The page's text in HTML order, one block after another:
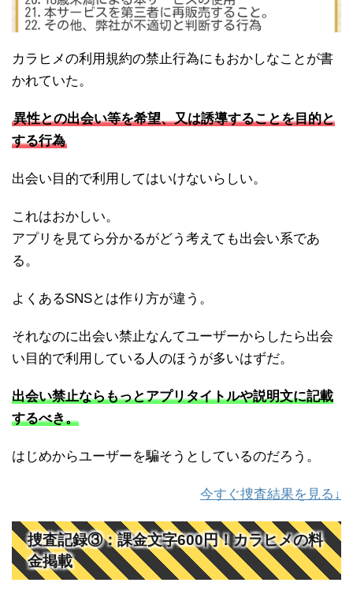
カラヒメの利用規約の禁止行為にもおかしなことが書
かれていた。
異性との出会い等を希望、又は誘導することを目的と
する行為
出会い目的で利用してはいけないらしい。
これはおかしい。
アプリを見てら分かるがどう考えても出会い系であ
る。
よくあるSNSとは作り方が違う。
それなのに出会い禁止なんてユーザーからしたら出会
い目的で利用している人のほうが多いはずだ。
出会い禁止ならもっとアプリタイトルや説明文に記載
するべき。
はじめからユーザーを騙そうとしているのだろう。
今すぐ捜査結果を見る↓
捜査記録③：課金文字600円！カラヒメの料
金掲載